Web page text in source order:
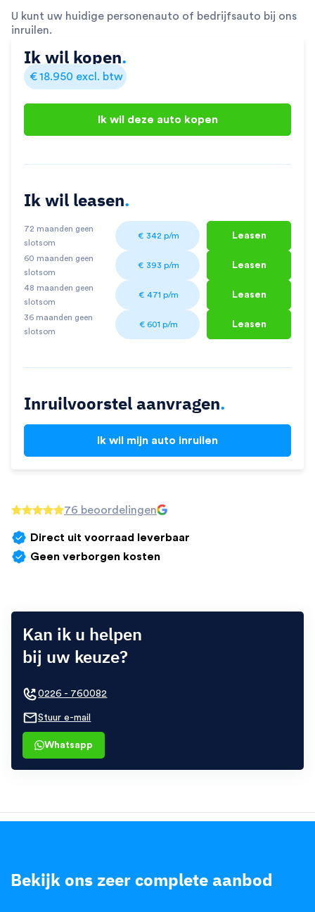
Ik wil kopen.
€ 18.950 excl. btw
Ik wil deze auto kopen
Ik wil leasen.
72 maanden geen
slotsom
€ 342 p/m Leasen
60 maanden geen
slotsom
€ 393 p/m Leasen
48 maanden geen
slotsom
€ 471 p/m Leasen
36 maanden geen
slotsom
€ 601 p/m Leasen
Inruilvoorstel aanvragen.
Ik wil mijn auto inruilen
76 beoordelingen
Direct uit voorraad leverbaar
Geen verborgen kosten
Kan ik u helpen
bij uw keuze?
0226 - 760082
Stuur e-mail
Whatsapp
U kunt uw huidige personenauto of bedrijfsauto bij ons
inruilen.
Bekijk ons zeer complete aanbod